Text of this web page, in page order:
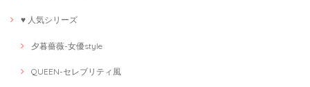
♥ 人気シリーズ
夕暮薔薇-女優style
QUEEN-セレブリティ風